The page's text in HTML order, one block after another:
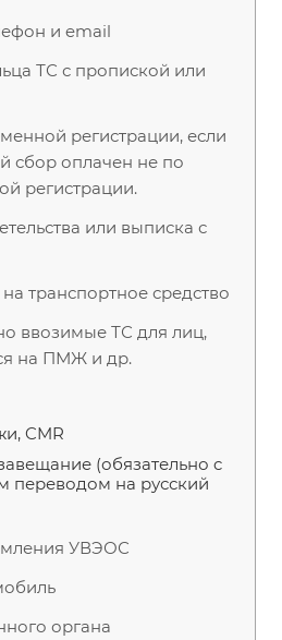
и email
ТС с пропиской или
регистрации, если
сбор оплачен не по
регистрации.
или выписка с
транспортное средство
ввозимые ТС для лиц,
на ПМЖ и др.
CMR
(обязательно c
переводом на русский
УВЭОС
органа